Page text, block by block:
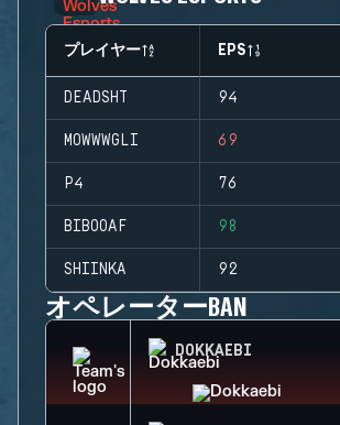
プレイヤー EPS
DEADSHT 94
MOWWWGLI 69
P4 76
BIBOOAF 98
SHIINKA 92
オペレーターBAN
DOKKAEBI